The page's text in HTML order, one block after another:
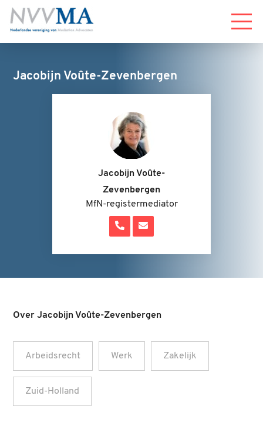
Menu
Jacobijn Voûte-Zevenbergen
Jacobijn Voûte-
Zevenbergen
MfN-registermediator
Over Jacobijn Voûte-Zevenbergen
Arbeidsrecht Werk Zakelijk
Zuid-Holland